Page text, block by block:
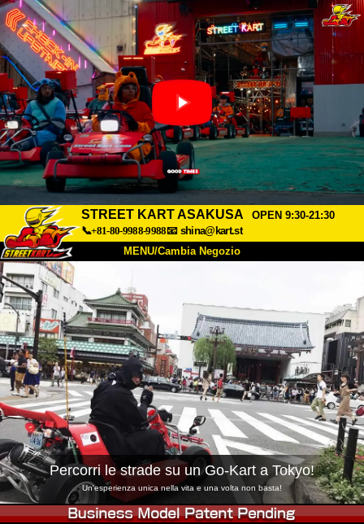
STREET KART ASAKUSA
OPEN 9:30-21:30
📞+81-80-9988-9988📧 shina@kart.st
MENU/Cambia Negozio
Chi Siamo Specifiche Prezzo
Accesso Recensioni FAQ
Azienda Prenotazioni
Cambia Negozio
Tokyo Shinagawa Tokyo Akihabara#1
Tokyo Akihabara#2 Tokyo Shibuya
Tokyo Shibuya Annex Tokyo Bay
Tokyo Asakusa Osaka
Percorri le strade su un Go-Kart a Tokyo!
Un'esperienza unica nella vita e una volta non basta!